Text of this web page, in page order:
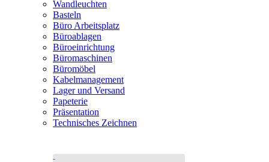
Wandleuchten
Basteln
Büro Arbeitsplatz
Büroablagen
Büroeinrichtung
Büromaschinen
Büromöbel
Kabelmanagement
Lager und Versand
Papeterie
Präsentation
Technisches Zeichnen